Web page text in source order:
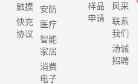
触摸
快充
协议
安防
医疗
智能
家居
消费
电子
样品
申请
风采
联系
我们
汤诚
招聘